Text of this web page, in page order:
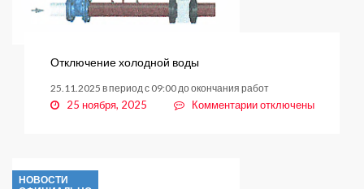
Отключение холодной воды
25.11.2025 в период с 09:00 до окончания работ
25 ноября, 2025 Комментариикотключены
НОВОСТИ